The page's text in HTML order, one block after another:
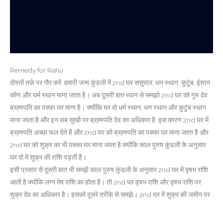
Remedy for Rahu
दोस्तों तर्क पर गौर करें, हमारी जन्म कुंडली में 2nd घर ससुराल, धन स्थान, कुटुंब, ईशान
कोण और धर्म स्थान माना जाता है। अब दूसरी बात ध्यान से समझो 2nd घर को गुरु देव
ब्रह्स्पति का पक्का घर माना है। क्योंकि घर दो धर्म स्थान, धन स्थान और कुटुंब स्थान
माना जाता है और इन सब सुखों पर ब्रह्स्पति देव का अधिकार है, इस कारण 2nd घर में
ब्रह्स्पति अच्छा फल देते हैं और 2nd घर को ब्रह्स्पति का पक्का घर माना जाता है और
2nd घर को शुक्र का भी पक्का घर माना जाता है क्योंकि काल पुरुष कुंडली के अनुसार
घर दो में शुक्र की राशि पड़ती है।
इसी प्रकार से दूसरी बात भी समझें काल पुरुष कुंडली के अनुसार 2nd घर में वृषभ राशि
आती है क्योंकि लग्न मेष राशि का होता है। तो 2nd घर वृषभ राशि और वृषभ राशि पर
शुक्र देव का अधिकार है। इसको दुसरे तरीके से समझे। 2nd घर में शुक्र की जमीन पर